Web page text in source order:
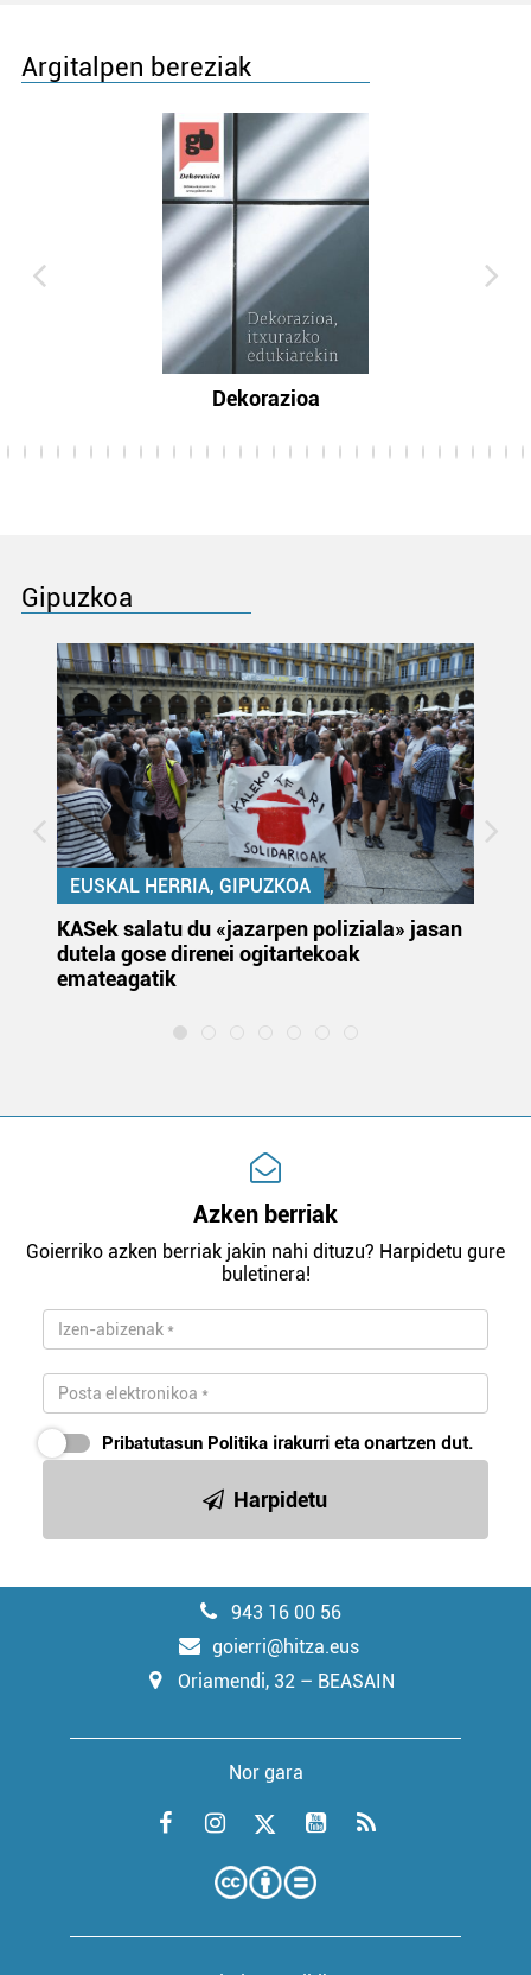
Argitalpen bereziak
Dekorazioa
Gipuzkoa
EUSKAL HERRIA, GIPUZKOA
KASek salatu du «jazarpen poliziala» jasan
dutela gose direnei ogitartekoak
emateagatik
Azken berriak
Goierriko azken berriak jakin nahi dituzu? Harpidetu gure
buletinera!
Pribatutasun Politika irakurri eta onartzen dut.
Harpidetu
943 16 00 56
goierri@hitza.eus
Oriamendi, 32 – BEASAIN
Nor gara